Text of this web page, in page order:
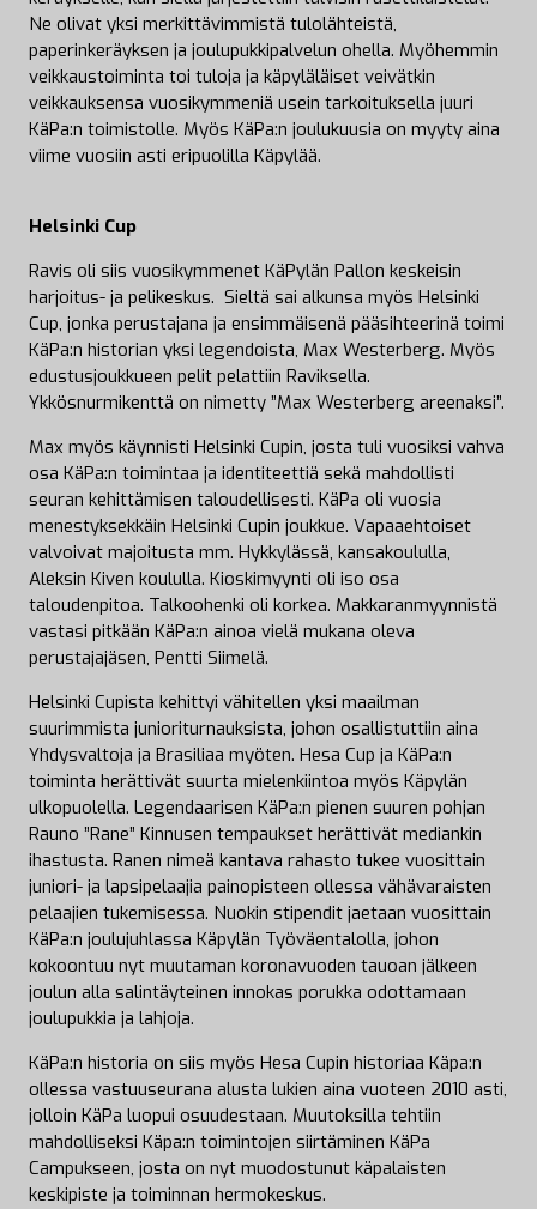
Ne olivat yksi merkittävimmistä tulolähteistä,
paperinkeräyksen ja joulupukkipalvelun ohella. Myöhemmin
veikkaustoiminta toi tuloja ja käpyläläiset veivätkin
veikkauksensa vuosikymmeniä usein tarkoituksella juuri
KäPa:n toimistolle. Myös KäPa:n joulukuusia on myyty aina
viime vuosiin asti eripuolilla Käpylää.
Helsinki Cup
Ravis oli siis vuosikymmenet KäPylän Pallon keskeisin
harjoitus- ja pelikeskus. Sieltä sai alkunsa myös Helsinki
Cup, jonka perustajana ja ensimmäisenä pääsihteerinä toimi
KäPa:n historian yksi legendoista, Max Westerberg. Myös
edustusjoukkueen pelit pelattiin Raviksella.
Ykkösnurmikenttä on nimetty ”Max Westerberg areenaksi”.
Max myös käynnisti Helsinki Cupin, josta tuli vuosiksi vahva
osa KäPa:n toimintaa ja identiteettiä sekä mahdollisti
seuran kehittämisen taloudellisesti. KäPa oli vuosia
menestyksekkäin Helsinki Cupin joukkue. Vapaaehtoiset
valvoivat majoitusta mm. Hykkylässä, kansakoululla,
Aleksin Kiven koululla. Kioskimyynti oli iso osa
taloudenpitoa. Talkoohenki oli korkea. Makkaranmyynnistä
vastasi pitkään KäPa:n ainoa vielä mukana oleva
perustajajäsen, Pentti Siimelä.
Helsinki Cupista kehittyi vähitellen yksi maailman
suurimmista junioriturnauksista, johon osallistuttiin aina
Yhdysvaltoja ja Brasiliaa myöten. Hesa Cup ja KäPa:n
toiminta herättivät suurta mielenkiintoa myös Käpylän
ulkopuolella. Legendaarisen KäPa:n pienen suuren pohjan
Rauno ”Rane” Kinnusen tempaukset herättivät mediankin
ihastusta. Ranen nimeä kantava rahasto tukee vuosittain
juniori- ja lapsipelaajia painopisteen ollessa vähävaraisten
pelaajien tukemisessa. Nuokin stipendit jaetaan vuosittain
KäPa:n joulujuhlassa Käpylän Työväentalolla, johon
kokoontuu nyt muutaman koronavuoden tauoan jälkeen
joulun alla salintäyteinen innokas porukka odottamaan
joulupukkia ja lahjoja.
KäPa:n historia on siis myös Hesa Cupin historiaa Käpa:n
ollessa vastuuseurana alusta lukien aina vuoteen 2010 asti,
jolloin KäPa luopui osuudestaan. Muutoksilla tehtiin
mahdolliseksi Käpa:n toimintojen siirtäminen KäPa
Campukseen, josta on nyt muodostunut käpalaisten
keskipiste ja toiminnan hermokeskus.